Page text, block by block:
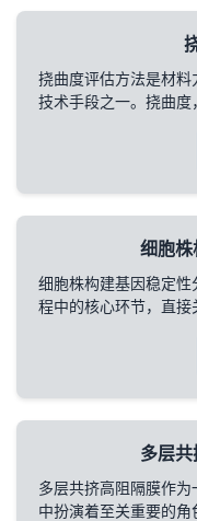
挠曲度评估方法是材
技术手段之一。挠曲度
细胞株
细胞株构建基因稳定
程中的核心环节，直接
多层
多层共挤高阻隔膜作
中扮演着至关重要的角